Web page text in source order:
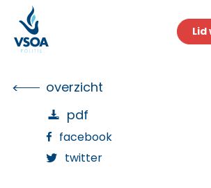
the
content
Lid
overzicht
pdf
facebook
twitter